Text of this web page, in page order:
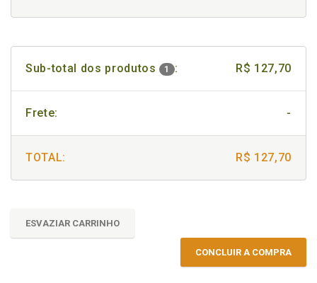
Sub-total dos produtos 1 : R$ 127,70
Frete: -
TOTAL: R$ 127,70
ESVAZIAR CARRINHO
CONCLUIR A COMPRA